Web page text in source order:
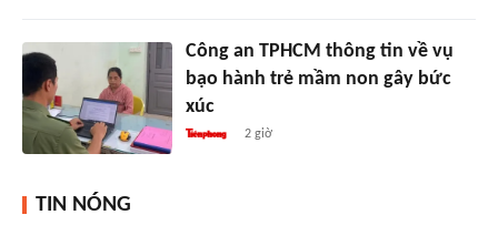
Công an TPHCM thông tin về vụ
bạo hành trẻ mầm non gây bức
xúc
2 giờ
TIN NÓNG